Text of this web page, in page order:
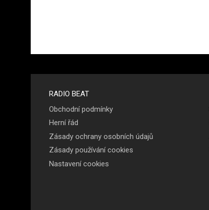
Menu v
patičce
RADIO BEAT
Obchodní podmínky
Herní řád
Zásady ochrany osobních údajů
Zásady používání cookies
Nastavení cookies